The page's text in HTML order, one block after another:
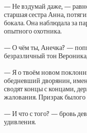
— Не вздумай даже, —
старшая сестра Анна,
бокала. Она наблюдала за
опытного охотника.
— О чём ты, Анечка? —
безразличный тон
— Я о твоём новом
обедневший дворянин,
сводят концы с концами,
жалования. Призрак былого
— И что с того? — бровь
удивления.